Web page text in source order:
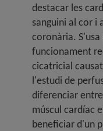
destacar les
sanguini al cor i
coronària.
funcionament
cicatricial
l'estudi de
diferenciar
múscul cardíac
beneficiar d'un